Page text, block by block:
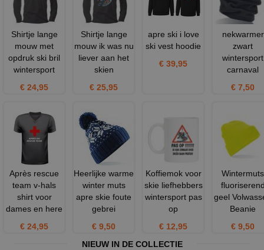
Shirtje lange
mouw met
opdruk ski bril
wintersport
€ 24,95
Shirtje lange
mouw ik was nu
liever aan het
skien
€ 25,95
apre ski i love
ski vest hoodie
€ 39,95
nekwarmer
zwart
wintersport
carnaval
€ 7,50
Après rescue
team v-hals
shirt voor
dames en here
€ 24,95
Heerlijke warme
winter muts
apre skie foute
gebrei
€ 9,50
Koffiemok voor
skie liefhebbers
wintersport pas
op
€ 12,95
Wintermuts
geel
Beanie
€ 9,50
NIEUW IN DE COLLECTIE